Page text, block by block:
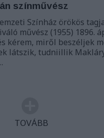
színművész
Színház örökös
művész (1955) 1896.
kérem, miről beszéljek
látszik, tudniillik
TOVÁBB